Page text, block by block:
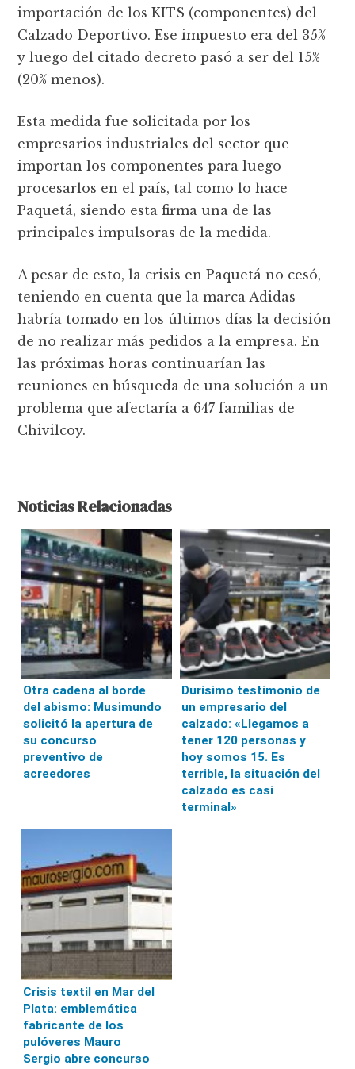
importación de los KITS (componentes) del
Calzado Deportivo. Ese impuesto era del 35%
y luego del citado decreto pasó a ser del 15%
(20% menos).
Esta medida fue solicitada por los
empresarios industriales del sector que
importan los componentes para luego
procesarlos en el país, tal como lo hace
Paquetá, siendo esta firma una de las
principales impulsoras de la medida.
A pesar de esto, la crisis en Paquetá no cesó,
teniendo en cuenta que la marca Adidas
habría tomado en los últimos días la decisión
de no realizar más pedidos a la empresa. En
las próximas horas continuarían las
reuniones en búsqueda de una solución a un
problema que afectaría a 647 familias de
Chivilcoy.
Noticias Relacionadas
Otra cadena al borde
del abismo: Musimundo
solicitó la apertura de
su concurso
preventivo de
acreedores
Durísimo testimonio de
un empresario del
calzado: «Llegamos a
tener 120 personas y
hoy somos 15. Es
terrible, la situación del
calzado es casi
terminal»
Crisis textil en Mar del
Plata: emblemática
fabricante de los
pulóveres Mauro
Sergio abre concurso